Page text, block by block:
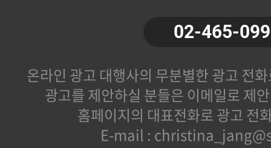
02-465-
온라인 광고 대행사의 무분별한 광고 전
광고를 제안하실 분들은 이메일로 제
홈페이지의 대표전화로 광고 전
E-mail :